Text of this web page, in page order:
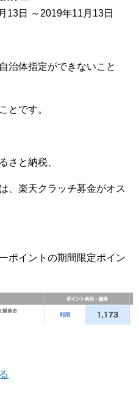
13日 ～2019年11月13日
治体指定ができないこと
とです。
さと納税、
、楽天クラッチ募金がオス
ポイントの期間限定ポイン